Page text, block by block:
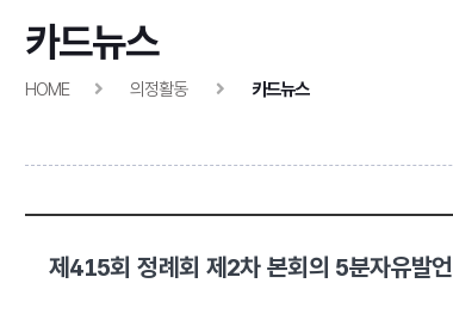
카드뉴스
HOME 의정활동 카드뉴스
제415회 정례회 제2차 본회의 5분자유발언